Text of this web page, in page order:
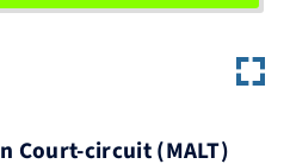
Court-circuit (MALT)